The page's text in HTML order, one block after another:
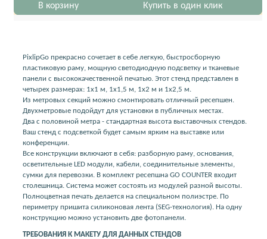
В корзину Купить в один клик
PixlipGo прекрасно сочетает в себе легкую, быстросборную
пластиковую раму, мощную светодиодную подсветку и тканевые
панели с высококачественной печатью. Этот стенд представлен в
четырех размерах: 1х1 м, 1х1,5 м, 1х2 м и 1х2,5 м.
Из метровых секций можно смонтировать отличный ресепшен.
Двухметровые подойдут для установки в публичных местах.
Два с половиной метра - стандартная высота выставочных стендов.
Ваш стенд с подсветкой будет самым ярким на выставке или
конференции.
Все конструкции включают в себя: разборную раму, основания,
осветительные LED модули, кабели, соединительные элементы,
сумки для перевозки. В комплект ресепшна GO COUNTER входит
столешница. Система может состоять из модулей разной высоты.
Полноцветная печать делается на специальном полиэстре. По
периметру пришита силиконовая лента (SEG-технология). На одну
конструкцию можно установить две фотопанели.
ТРЕБОВАНИЯ К МАКЕТУ ДЛЯ ДАННЫХ СТЕНДОВ